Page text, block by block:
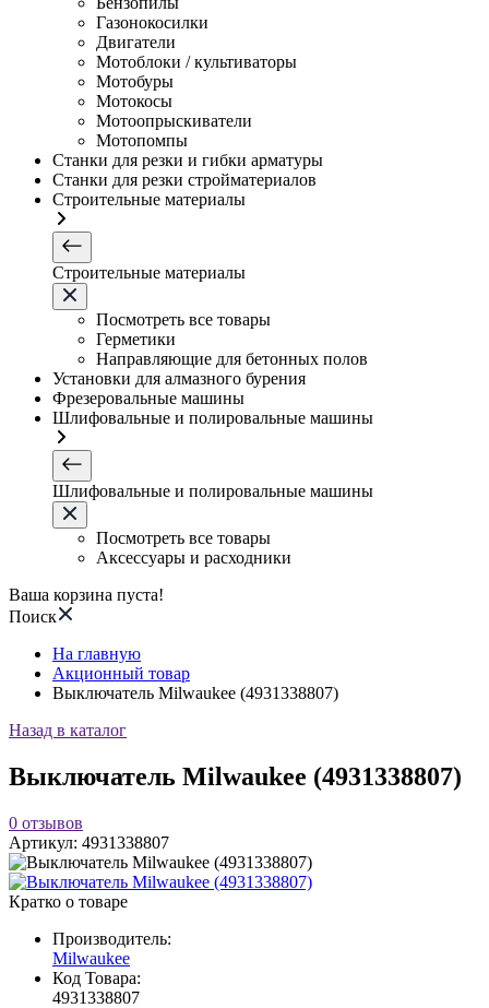
Газонокосилки
Двигатели
Мотоблоки / культиваторы
Мотобуры
Мотокосы
Мотоопрыскиватели
Мотопомпы
Станки для резки и гибки арматуры
Станки для резки стройматериалов
Строительные материалы
Строительные материалы
Посмотреть все товары
Герметики
Направляющие для бетонных полов
Установки для алмазного бурения
Фрезеровальные машины
Шлифовальные и полировальные машины
Шлифовальные и полировальные машины
Посмотреть все товары
Аксессуары и расходники
Ваша корзина пуста!
Поиск
На главную
Акционный товар
Выключатель Milwaukee (4931338807)
Назад в каталог
Выключатель Milwaukee (4931338807)
0 отзывов
Артикул: 4931338807
Кратко о товаре
Производитель:
Milwaukee
Код Товара:
4931338807